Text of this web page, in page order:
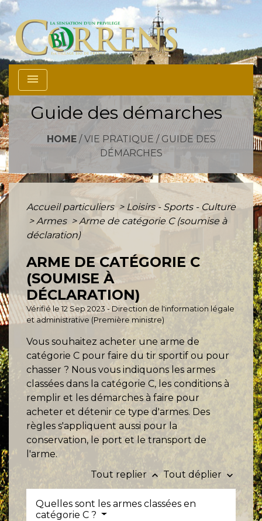
menu
Guide des démarches
HOME/ VIE PRATIQUE / GUIDE DES
DÉMARCHES
Accueil particuliers > Loisirs - Sports - Culture
> Armes > Arme de catégorie C (soumise à
déclaration)
ARME DE CATÉGORIE C
(SOUMISE À
DÉCLARATION)
Vérifié le 12 Sep 2023 - Direction de l'information légale
et administrative (Première ministre)
Vous souhaitez acheter une arme de
catégorie C pour faire du tir sportif ou pour
chasser ? Nous vous indiquons les armes
classées dans la catégorie C, les conditions à
remplir et les démarches à faire pour
acheter et détenir ce type d'armes. Des
règles s'appliquent aussi pour la
conservation, le port et le transport de
l'arme.
Tout replier keyboard_arrow_up Tout déplier keyboard_arrow_down
Quelles sont les armes classées en
catégorie C ?